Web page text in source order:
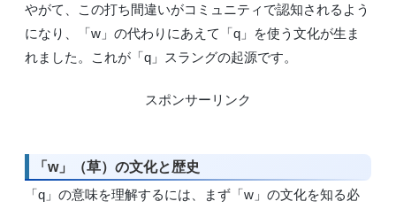
やがて、この打ち間違いがコミュニティで認知されるよう
になり、「w」の代わりにあえて「q」を使う文化が生ま
れました。これが「q」スラングの起源です。
スポンサーリンク
「w」（草）の文化と歴史
「q」の意味を理解するには、まず「w」の文化を知る必